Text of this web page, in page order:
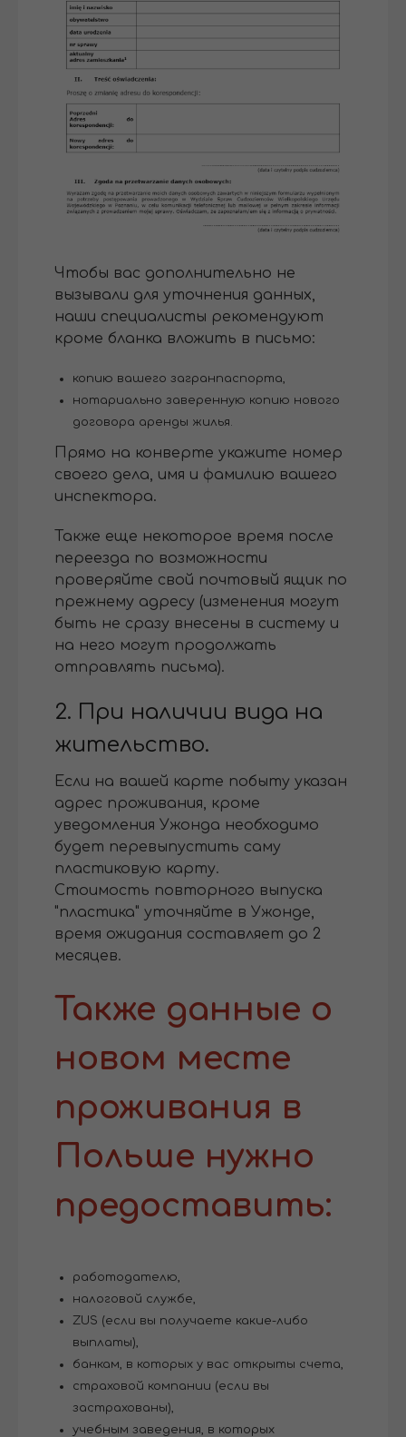
Чтобы вас дополнительно не
вызывали для уточнения данных,
наши специалисты рекомендуют
кроме бланка вложить в письмо:
копию вашего загранпаспорта,
нотариально заверенную копию нового
договора аренды жилья.
Прямо на конверте укажите номер
своего дела, имя и фамилию вашего
инспектора.
Также еще некоторое время после
переезда по возможности
проверяйте свой почтовый ящик по
прежнему адресу (изменения могут
быть не сразу внесены в систему и
на него могут продолжать
отправлять письма).
2. При наличии вида на
жительство.
Если на вашей карте побыту указан
адрес проживания, кроме
уведомления Ужонда необходимо
будет перевыпустить саму
пластиковую карту.
Стоимость повторного выпуска
"пластика" уточняйте в Ужонде,
время ожидания составляет до 2
месяцев.
Также данные о
новом месте
проживания в
Польше нужно
предоставить:
работодателю,
налоговой службе,
ZUS (если вы получаете какие-либо
выплаты),
банкам, в которых у вас открыты счета,
страховой компании (если вы
застрахованы),
учебным заведения, в которых